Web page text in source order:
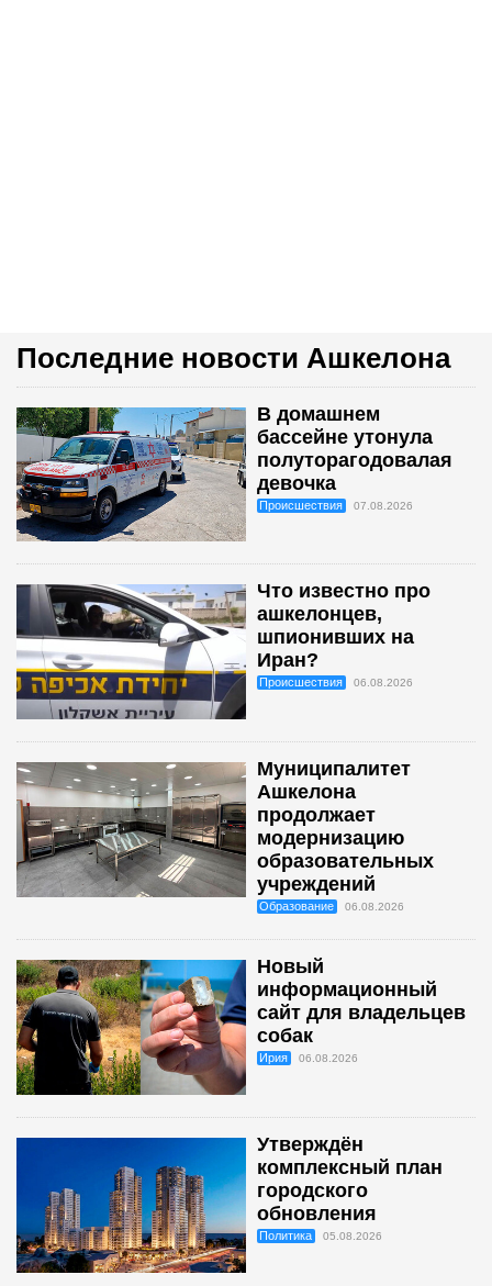
Последние новости Ашкелона
В домашнем
бассейне утонула
полуторагодовалая
девочка
Происшествия 07.08.2026
Что известно про
ашкелонцев,
шпионивших на
Иран?
Происшествия 06.08.2026
Муниципалитет
Ашкелона
продолжает
модернизацию
образовательных
учреждений
Образование 06.08.2026
Новый
информационный
сайт для владельцев
собак
Ирия 06.08.2026
Утверждён
комплексный план
городского
обновления
Политика 05.08.2026